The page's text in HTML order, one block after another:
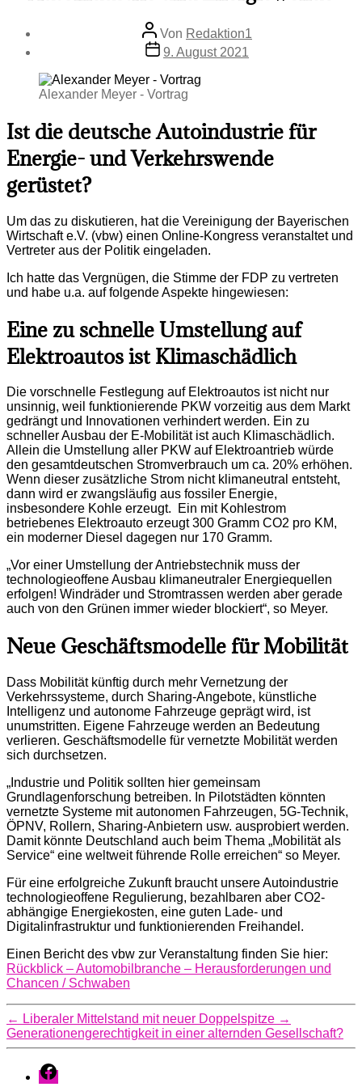
Beitragsautor
Von Redaktion1
Beitragsdatum
9. August 2021
Alexander Meyer - Vortrag
Ist die deutsche Autoindustrie für
Energie- und Verkehrswende
gerüstet?
Um das zu diskutieren, hat die Vereinigung der Bayerischen
Wirtschaft e.V. (vbw) einen Online-Kongress veranstaltet und
Vertreter aus der Politik eingeladen.
Ich hatte das Vergnügen, die Stimme der FDP zu vertreten
und habe u.a. auf folgende Aspekte hingewiesen:
Eine zu schnelle Umstellung auf
Elektroautos ist Klimaschädlich
Die vorschnelle Festlegung auf Elektroautos ist nicht nur
unsinnig, weil funktionierende PKW vorzeitig aus dem Markt
gedrängt und Innovationen verhindert werden. Ein zu
schneller Ausbau der E-Mobilität ist auch Klimaschädlich.
Allein die Umstellung aller PKW auf Elektroantrieb würde
den gesamtdeutschen Stromverbrauch um ca. 20% erhöhen.
Wenn dieser zusätzliche Strom nicht klimaneutral entsteht,
dann wird er zwangsläufig aus fossiler Energie,
insbesondere Kohle erzeugt. Ein mit Kohlestrom
betriebenes Elektroauto erzeugt 300 Gramm CO2 pro KM,
ein moderner Diesel dagegen nur 170 Gramm.
„Vor einer Umstellung der Antriebstechnik muss der
technologieoffene Ausbau klimaneutraler Energiequellen
erfolgen! Windräder und Stromtrassen werden aber gerade
auch von den Grünen immer wieder blockiert“, so Meyer.
Neue Geschäftsmodelle für Mobilität
Dass Mobilität künftig durch mehr Vernetzung der
Verkehrssysteme, durch Sharing-Angebote, künstliche
Intelligenz und autonome Fahrzeuge geprägt wird, ist
unumstritten. Eigene Fahrzeuge werden an Bedeutung
verlieren. Geschäftsmodelle für vernetzte Mobilität werden
sich durchsetzen.
„Industrie und Politik sollten hier gemeinsam
Grundlagenforschung betreiben. In Pilotstädten könnten
vernetzte Systeme mit autonomen Fahrzeugen, 5G-Technik,
ÖPNV, Rollern, Sharing-Anbietern usw. ausprobiert werden.
Damit könnte Deutschland auch beim Thema „Mobilität als
Service“ eine weltweit führende Rolle erreichen“ so Meyer.
Für eine erfolgreiche Zukunft braucht unsere Autoindustrie
technologieoffene Regulierung, bezahlbaren aber CO2-
abhängige Energiekosten, eine guten Lade- und
Digitalinfrastruktur und funktionierenden Freihandel.
Einen Bericht des vbw zur Veranstaltung finden Sie hier:
Rückblick – Automobilbranche – Herausforderungen und
Chancen / Schwaben
← Liberaler Mittelstand mit neuer Doppelspitze →
Generationengerechtigkeit in einer alternden Gesellschaft?
Facebook